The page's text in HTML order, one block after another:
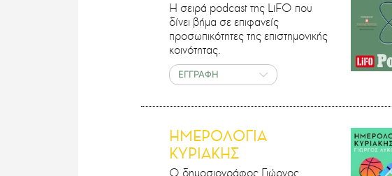
H σειρά podcast της LiFO που
δίνει βήμα σε επιφανείς
προσωπικότητες της επιστημονικής
κοινότητας.
ΕΓΓΡΑΦΗ
ΗΜΕΡΟΛΟΓΙΑ
ΚΥΡΙΑΚΗΣ
Ο δημοσιογράφος Γιώργος